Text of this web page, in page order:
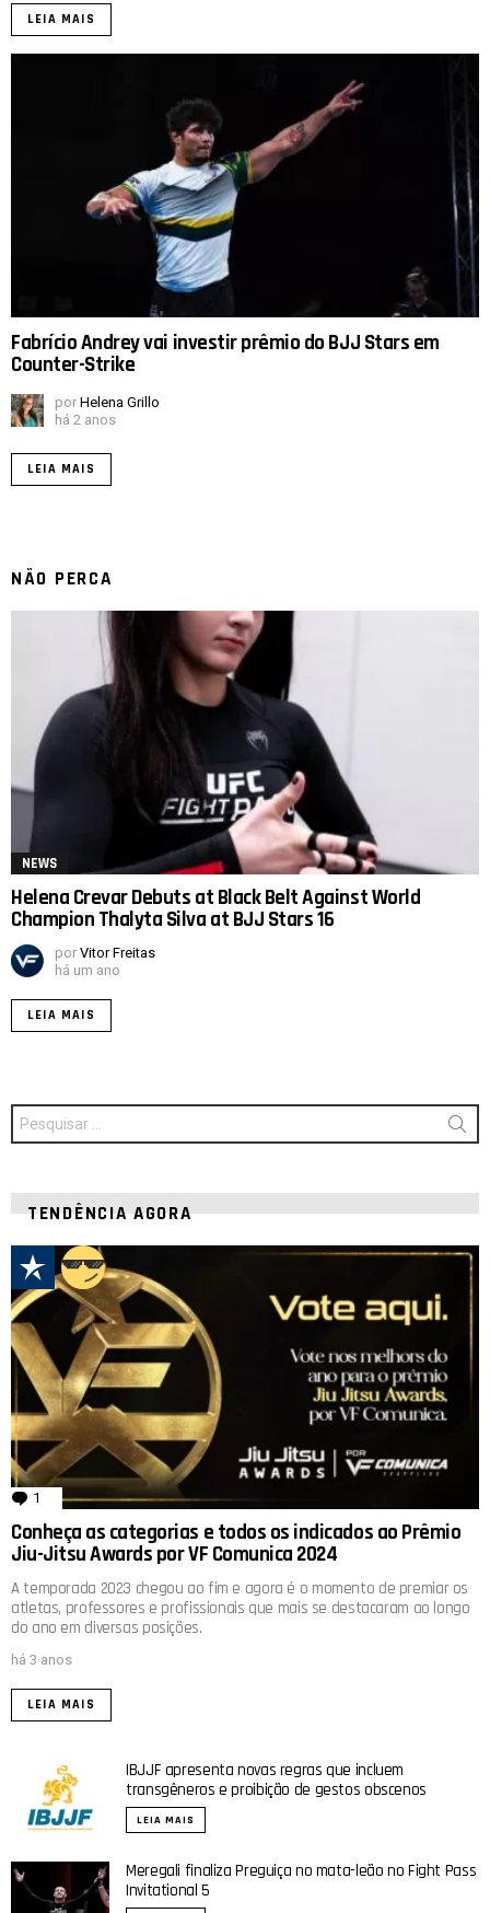
LEIA MAIS
Fabrício Andrey vai investir prêmio do BJJ Stars em
Counter-Strike
por Helena Grillo
há 2 anos
LEIA MAIS
NÃO PERCA
NEWS
Helena Crevar Debuts at Black Belt Against World
Champion Thalyta Silva at BJJ Stars 16
por Vitor Freitas
há um ano
LEIA MAIS
Procurar
por:
TENDÊNCIA AGORA
1 comentário
Conheça as categorias e todos os indicados ao Prêmio
Jiu-Jitsu Awards por VF Comunica 2024
A temporada 2023 chegou ao fim e agora é o momento de premiar os
atletas, professores e profissionais que mais se destacaram ao longo
do ano em diversas posições.
há 3 anos
LEIA MAIS
IBJJF apresenta novas regras que incluem
transgêneros e proibição de gestos obscenos
LEIA MAIS
Meregali finaliza Preguiça no mata-leão no Fight Pass
Invitational 5